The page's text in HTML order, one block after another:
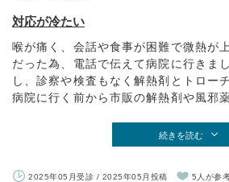
対応が冷たい
喉が痛く、会話や食事が困難で微熱が
だった為、電話で伝えて病院に行きま
し、診察や検査もなく解熱剤とトロー
病院に行く前から市販の解熱剤や風邪
続きを読む
2025年05月受診 / 2025年05月投稿 5人が参